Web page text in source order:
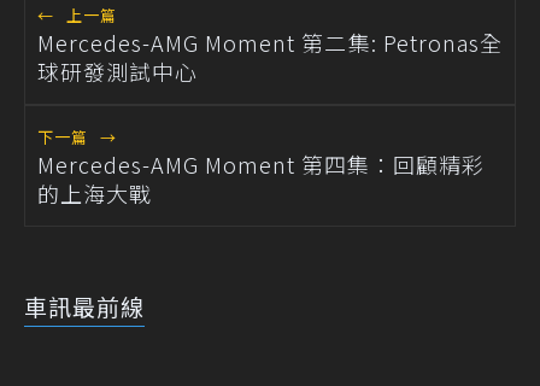
← 上一篇
Mercedes-AMG Moment 第二集: Petronas全
球研發測試中心
下一篇 →
Mercedes-AMG Moment 第四集：回顧精彩
的上海大戰
車訊最前線